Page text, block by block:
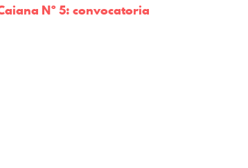
Nº 5: convocatoria